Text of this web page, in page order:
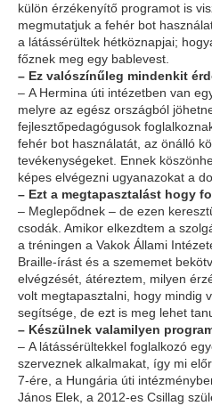
külön érzékenyítő programot is
megmutatjuk a fehér bot
a látássérültek hétköznapjai;
főznek meg egy bablevest.
– Ez valószínűleg mindenkit
– A Hermina úti intézetben van
melyre az egész országból
fejlesztőpedagógusok
fehér bot használatát, az önálló
tevékenységeket. Ennek
képes elvégezni ugyanazokat a
– Ezt a megtapasztalást hogy
– Meglepődnek – de ezen
csodák. Amikor elkezdtem a
a tréningen a Vakok Állami
Braille-írást és a szememet
elvégzését, átéreztem, milyen
volt megtapasztalni, hogy mindig
segítsége, de ezt is meg lehet
– Készülnek valamilyen
– A látássérültekkel foglalkozó
szerveznek alkalmakat, így mi
7-ére, a Hungária úti
János Elek, a 2012-es Csillag